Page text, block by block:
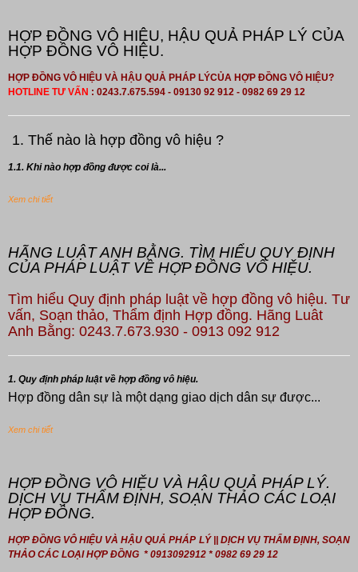
HỢP ĐỒNG VÔ HIỆU, HẬU QUẢ PHÁP LÝ CỦA
HỢP ĐỒNG VÔ HIỆU.
HỢP ĐỒNG VÔ HIỆU VÀ HẬU QUẢ PHÁP LÝCỦA HỢP ĐỒNG VÔ HIỆU?
HOTLINE TƯ VẤN : 0243.7.675.594 - 09130 92 912 - 0982 69 29 12
1. Thế nào là hợp đồng vô hiệu ?
1.1. Khi nào hợp đồng được coi là...
Xem chi tiết
HÃNG LUẬT ANH BẰNG. TÌM HIỂU QUY ĐỊNH
CỦA PHÁP LUẬT VỀ HỢP ĐỒNG VÔ HIỆU.
Tìm hiểu Quy định pháp luật về hợp đồng vô hiệu. Tư
vấn, Soạn thảo, Thẩm định Hợp đồng. Hãng Luât
Anh Bằng: 0243.7.673.930 - 0913 092 912
1. Quy định pháp luật về hợp đồng vô hiệu.
Hợp đồng dân sự là một dạng giao dịch dân sự được...
Xem chi tiết
HỢP ĐỒNG VÔ HIỆU VÀ HẬU QUẢ PHÁP LÝ.
DỊCH VỤ THẨM ĐỊNH, SOẠN THẢO CÁC LOẠI
HỢP ĐỒNG.
HỢP ĐỒNG VÔ HIỆU VÀ HẬU QUẢ PHÁP LÝ || DỊCH VỤ THẨM ĐỊNH, SOẠN
THẢO CÁC LOẠI HỢP ĐỒNG * 0913092912 * 0982 69 29 12